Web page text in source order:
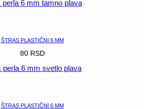
perla 6 mm tamno plava
ŠTRAS PLASTIČNI 6 MM
80 RSD
perla 6 mm svetlo plava
ŠTRAS PLASTIČNI 6 MM